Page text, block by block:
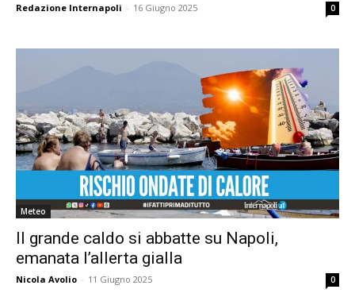
Redazione Internapoli - 16 Giugno 2025 0
Meteo
Il grande caldo si abbatte su Napoli,
emanata l’allerta gialla
Nicola Avolio - 11 Giugno 2025 0